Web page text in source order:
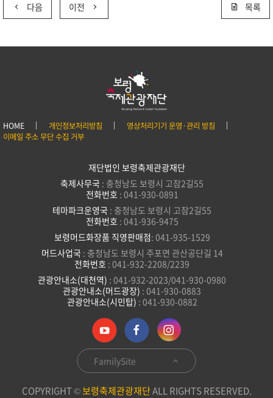
다음 이전 목록
HOME 개인정보처리방침
영상처리기기 운영·관리 방침
이메일 주소 무단 수집 거부
재단법인 보령축제관광재단
축제사무국 : 충청남도 보령시 고잠2길55
전화번호 : 041-930-0891
테마파크운영국 : 충청남도 보령시 고잠2길55
전화번호 : 041-936-9475
보령머드화장품 직영판매점: 041-935-1529
머드사업국 : 충청남도 보령시 주포면 관산공단길 14
전화번호 : 041-932-2208/2239
관광안내소(대천역) : 041-932-2023/041-930-0980
관광안내소(머드광장) : 041-930-0883
관광안내소(시민탑) : 041-930-0882
FamilySite
COPYRIGHT ©보령축제관광재단ALL RIGHTS RESERVED.